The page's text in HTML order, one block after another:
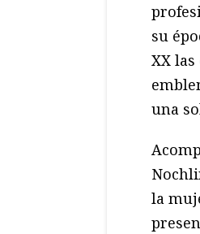
su
XX
una
la